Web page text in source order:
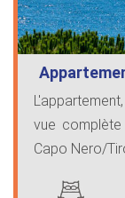
vue
Capo Nero/